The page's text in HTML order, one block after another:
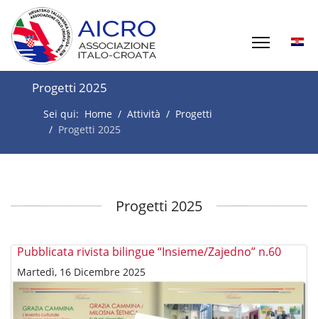
Progetti 2025
Sei qui: Home Attività
Progetti
Progetti 2025
Progetti 2025
Pubblicata rivista bilingue “Insieme/Zajedno” n.60
Martedì, 16 Dicembre 2025